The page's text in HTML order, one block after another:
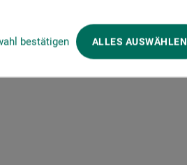
bestätigen ALLES AUSWÄHLEN